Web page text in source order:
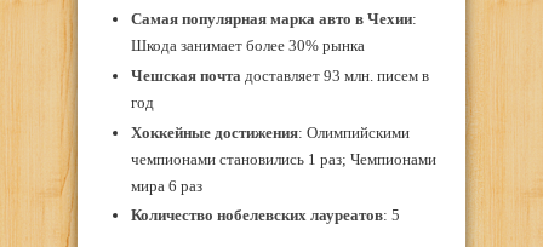
Самая популярная марка авто в Чехии:
Шкода занимает более 30% рынка
Чешская почта доставляет 93 млн. писем в
год
Хоккейные достижения: Олимпийскими
чемпионами становились 1 раз; Чемпионами
мира 6 раз
Количество нобелевских лауреатов: 5